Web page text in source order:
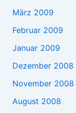
März 2009
Februar 2009
Januar 2009
Dezember 2008
November 2008
August 2008